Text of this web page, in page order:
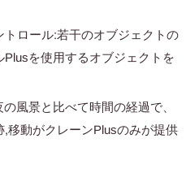
ロール:若干のオブジェクトの
を使用するオブジェクトを
風景と比べて時間の経過で、
移動がクレーンPlusのみが提供